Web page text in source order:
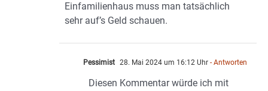
Einfamilienhaus muss man tatsächlich
sehr auf’s Geld schauen.
Pessimist 28. Mai 2024 um 16:12 Uhr - Antworten
Diesen Kommentar würde ich mit